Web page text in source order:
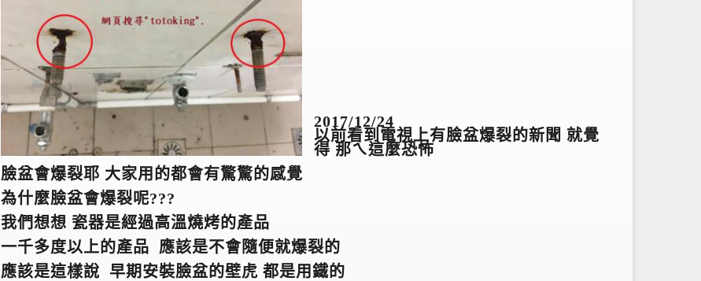
2017/12/24
以前看到電視上有臉盆爆裂的新聞 就覺
得 那ㄟ這麼恐怖
臉盆會爆裂耶 大家用的都會有驚驚的感覺
為什麼臉盆會爆裂呢???
我們想想 瓷器是經過高溫燒烤的產品
一千多度以上的產品 應該是不會隨便就爆裂的
應該是這樣說 早期安裝臉盆的壁虎 都是用鐵的